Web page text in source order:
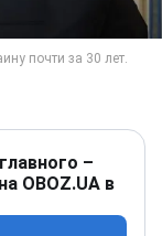
–
OBOZ.UA в